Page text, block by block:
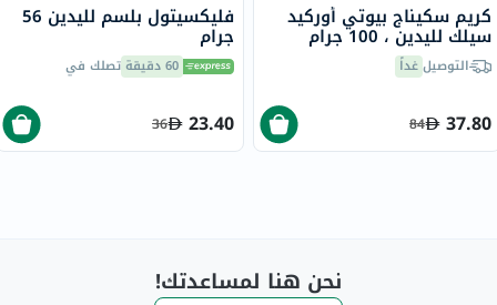
كريم سكيناج بيوتي أوركيد
سيلك لليدين ، 100 جرام
التوصيلغداً
37.80
84
فليكسيتول بلسم لليدين 56
جرام
60 دقيقة تصلك في
23.40
36
نحن هنا لمساعدتك!